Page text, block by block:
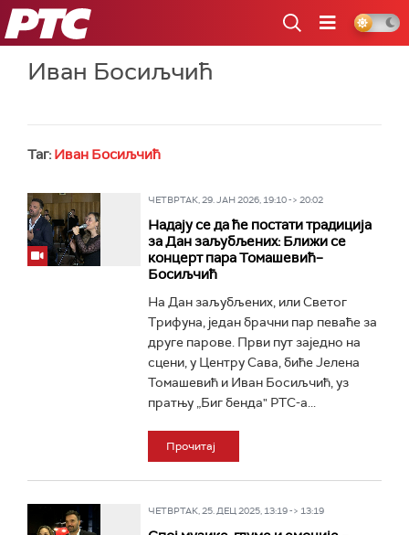
РТС
Иван Босиљчић
Таг: Иван Босиљчић
ЧЕТВРТАК, 29. ЈАН 2026, 19:10 -> 20:02
Надају се да ће постати традиција
за Дан заљубљених: Ближи се
концерт пара Томашевић–
Босиљчић
На Дан заљубљених, или Светог
Трифуна, један брачни пар певаће за
друге парове. Први пут заједно на
сцени, у Центру Сава, биће Јелена
Томашевић и Иван Босиљчић, уз
пратњу „Биг бенда" РТС-а...
Прочитај
ЧЕТВРТАК, 25. ДЕЦ 2025, 13:19 -> 13:19